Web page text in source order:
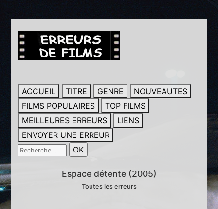
ACCUEIL TITRE GENRE
NOUVEAUTES
FILMS POPULAIRES
TOP FILMS
MEILLEURES ERREURS
LIENS
ENVOYER UNE ERREUR
Espace détente (2005)
Toutes les erreurs